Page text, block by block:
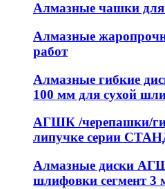
Алмазные чашки
Алмазные
работ
Алмазные гибкие
100 мм для сухой
АГШК /черепашки/
липучке серии
Алмазные диски
шлифовки сегмент 3